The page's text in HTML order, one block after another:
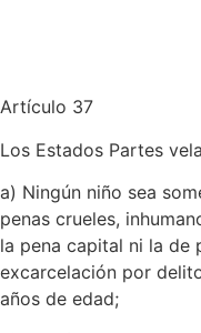
Artículo 37
Los Estados Partes
a) Ningún niño sea
penas crueles,
la pena capital ni la de
excarcelación por
años de edad;